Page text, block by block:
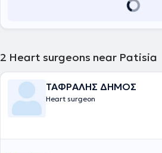
2 Heart surgeons near Patisia
ΤΑΦΡΑΛΗΣ ΔΗΜΟΣ
Heart surgeon